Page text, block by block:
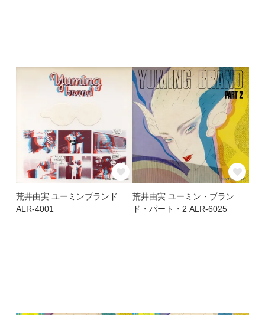
荒井由実 ユーミンブランド
ALR-4001
荒井由実 ユーミン・ブラン
ド・パート・2 ALR-6025